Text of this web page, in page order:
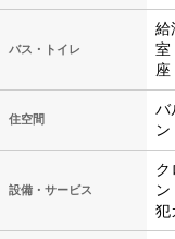
バス・トイレ
給
室
座
住空間
バ
設備・サービス
ク
犯